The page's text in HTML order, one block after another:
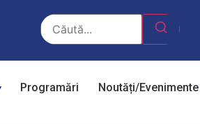
Programări Noutăți/Evenimente